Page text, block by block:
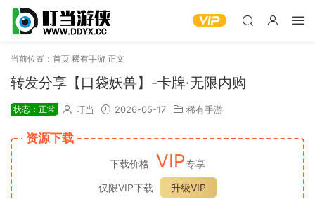
当前位置： 首页 稀有手游 正文
转发分享【口袋妖兽】-卡牌·无限内购
状态：正常 叮当 2026-05-17 稀有手游
资源下载
下载价格 VIP专享
仅限VIP下载
升级VIP